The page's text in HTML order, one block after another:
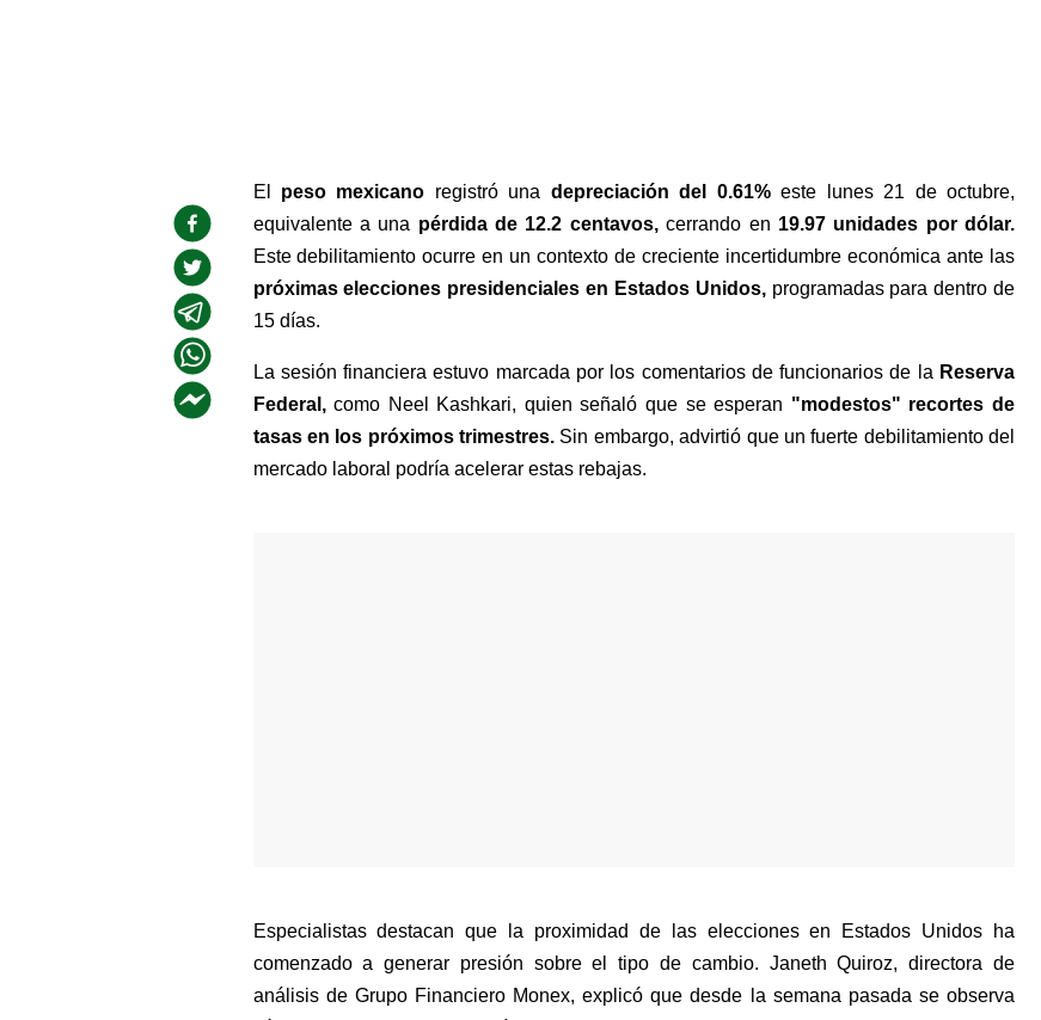
El peso mexicano registró una depreciación del 0.61% este lunes 21 de octubre,
equivalente a una pérdida de 12.2 centavos, cerrando en
próximas elecciones presidenciales en Estados Unidos, programadas para dentro de
15 días.
La sesión financiera estuvo marcada por los comentarios de funcionarios de la Reserva
Federal, como Neel Kashkari, quien señaló que se esperan "modestos" recortes de
tasas en los próximos trimestres. Sin embargo, advirtió que un fuerte debilitamiento del
mercado laboral podría acelerar estas rebajas.
Especialistas destacan que la proximidad de las elecciones en Estados Unidos ha
comenzado a generar presión sobre el tipo de cambio. Janeth Quiroz, directora de
análisis de Grupo Financiero Monex, explicó que desde la semana pasada se observa